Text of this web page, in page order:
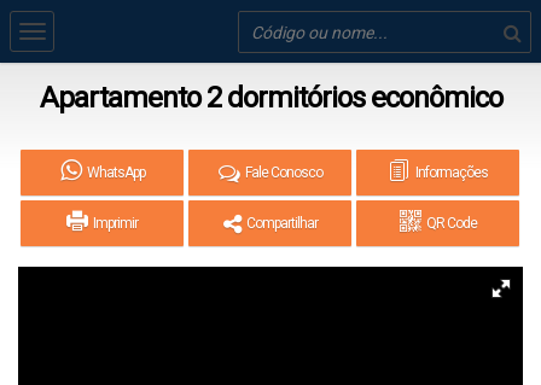
Apartamento 2 dormitórios econômico
WhatsApp Fale Conosco Informações
Imprimir Compartilhar QR Code